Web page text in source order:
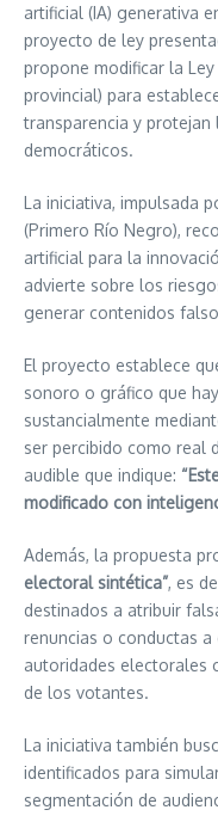
artificial (IA) generativa
proyecto de ley
propone modificar la Ley
provincial) para
transparencia y
democráticos.
La iniciativa, impulsada
(Primero Río Negro),
artificial para la
advierte sobre los
generar contenidos
El proyecto establece
sonoro o gráfico que
sustancialmente
ser percibido como real
audible que indique:
modificado con
Además, la propuesta
electoral sintética”, es
destinados a atribuir
renuncias o conductas
autoridades electorales
de los votantes.
La iniciativa también
identificados para
segmentación de